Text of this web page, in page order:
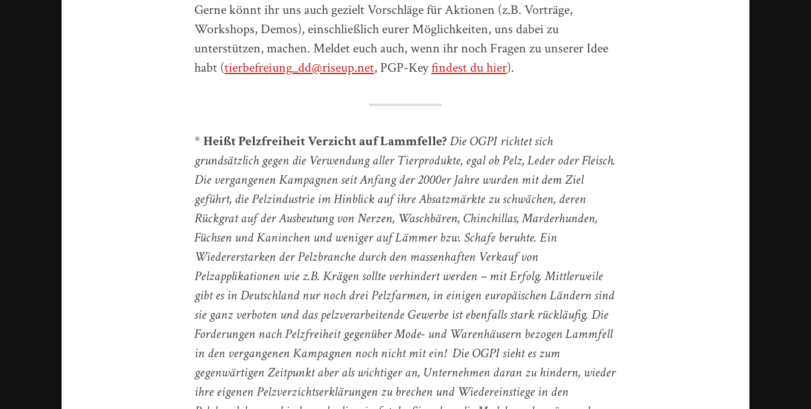
Gerne könnt ihr uns auch gezielt Vorschläge für Aktionen (z.B. Vorträge,
Workshops, Demos), einschließlich eurer Möglichkeiten, uns dabei zu
unterstützen, machen. Meldet euch auch, wenn ihr noch Fragen zu unserer Idee
habt (tierbefreiung_dd@riseup.net, PGP-Keyfindest du hier).
* Heißt Pelzfreiheit Verzicht auf Lammfelle?Die OGPI richtet sich
grundsätzlich gegen die Verwendung aller Tierprodukte, egal ob Pelz, Leder oder Fleisch.
Die vergangenen Kampagnen seit Anfang der 2000er Jahre wurden mit dem Ziel
geführt, die Pelzindustrie im Hinblick auf ihre Absatzmärkte zu schwächen, deren
Rückgrat auf der Ausbeutung von Nerzen, Waschbären, Chinchillas, Marderhunden,
Füchsen und Kaninchen und weniger auf Lämmer bzw. Schafe beruhte. Ein
Wiedererstarken der Pelzbranche durch den massenhaften Verkauf von
Pelzapplikationen wie z.B. Krägen sollte verhindert werden – mit Erfolg. Mittlerweile
gibt es in Deutschland nur noch drei Pelzfarmen, in einigen europäischen Ländern sind
sie ganz verboten und das pelzverarbeitende Gewerbe ist ebenfalls stark rückläufig. Die
Forderungen nach Pelzfreiheit gegenüber Mode- und Warenhäusern bezogen Lammfell
in den vergangenen Kampagnen noch nicht mit ein! Die OGPI sieht es zum
gegenwärtigen Zeitpunkt aber als wichtiger an, Unternehmen daran zu hindern, wieder
ihre eigenen Pelzverzichtserklärungen zu brechen und Wiedereinstiege in den